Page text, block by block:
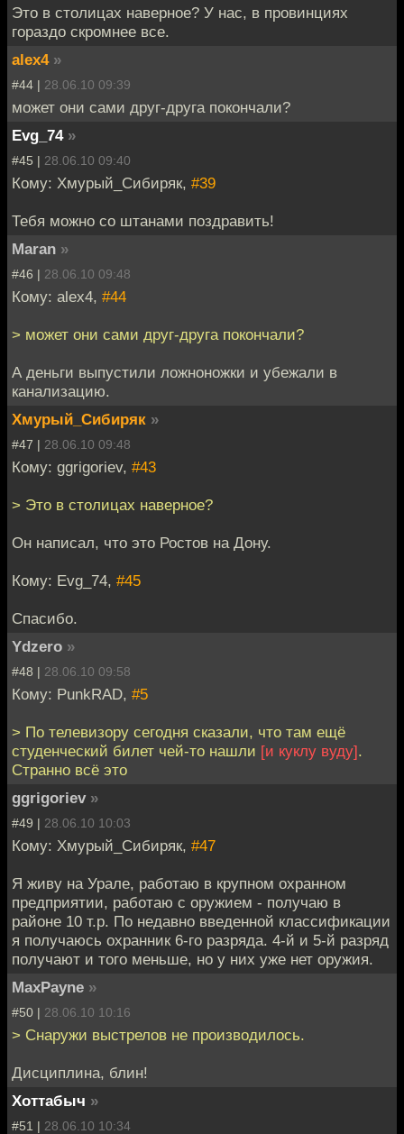
Это в столицах наверное? У нас, в провинциях
гораздо скромнее все.
alex4 »
#44 | 28.06.10 09:39
может они сами друг-друга покончали?
Evg_74 »
#45 | 28.06.10 09:40
Кому: Хмурый_Сибиряк, #39
Тебя можно со штанами поздравить!
Maran »
#46 | 28.06.10 09:48
Кому: alex4, #44
> может они сами друг-друга покончали?
А деньги выпустили ложноножки и убежали в
канализацию.
Хмурый_Сибиряк »
#47 | 28.06.10 09:48
Кому: ggrigoriev, #43
> Это в столицах наверное?
Он написал, что это Ростов на Дону.
Кому: Evg_74, #45
Спасибо.
Ydzero »
#48 | 28.06.10 09:58
Кому: PunkRAD, #5
> По телевизору сегодня сказали, что там ещё
студенческий билет чей-то нашли [и куклу вуду].
Странно всё это
ggrigoriev »
#49 | 28.06.10 10:03
Кому: Хмурый_Сибиряк, #47
Я живу на Урале, работаю в крупном охранном
предприятии, работаю с оружием - получаю в
районе 10 т.р. По недавно введенной классификации
я получаюсь охранник 6-го разряда. 4-й и 5-й разряд
получают и того меньше, но у них уже нет оружия.
MaxPayne »
#50 | 28.06.10 10:16
> Снаружи выстрелов не производилось.
Дисциплина, блин!
Хоттабыч »
#51 | 28.06.10 10:34